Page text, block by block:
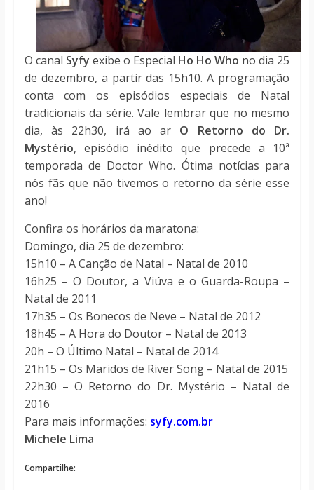
O canal Syfy exibe o Especial Ho Ho Who no dia 25
de dezembro, a partir das 15h10. A programação
conta com os episódios especiais de Natal
tradicionais da série. Vale lembrar que no mesmo
dia, às 22h30, irá ao ar O Retorno do Dr.
Mystério, episódio inédito que precede a 10ª
temporada de Doctor Who. Ótima notícias para
nós fãs que não tivemos o retorno da série esse
ano!
Confira os horários da maratona:
Domingo, dia 25 de dezembro:
15h10 – A Canção de Natal – Natal de 2010
16h25 – O Doutor, a Viúva e o Guarda-Roupa –
Natal de 2011
17h35 – Os Bonecos de Neve – Natal de 2012
18h45 – A Hora do Doutor – Natal de 2013
20h – O Último Natal – Natal de 2014
21h15 – Os Maridos de River Song – Natal de 2015
22h30 – O Retorno do Dr. Mystério – Natal de
2016
Para mais informações: syfy.com.br
Michele Lima
Compartilhe: